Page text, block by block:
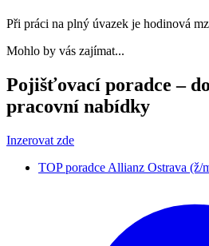
Při práci na plný úvazek je hodinová
Mohlo by vás zajímat...
Pojišťovací poradce –
pracovní nabídky
Inzerovat zde
TOP poradce Allianz Ostrava (ž/